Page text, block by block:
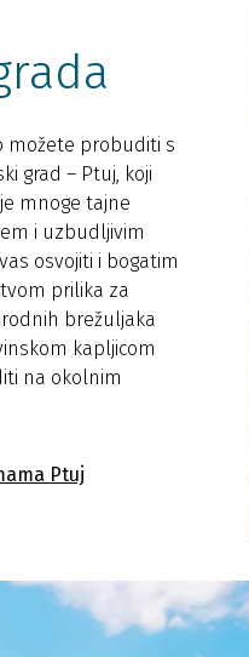
možete probuditi s
grad – Ptuj, koji
mnoge tajne
i uzbudljivim
osvojiti i bogatim
prilika za
brežuljaka
kapljicom
na okolnim
Ptuj